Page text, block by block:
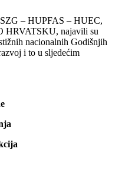
– HUPFAS – HUEC,
HRVATSKU, najavili su
nacionalnih Godišnjih
i to u sljedećim